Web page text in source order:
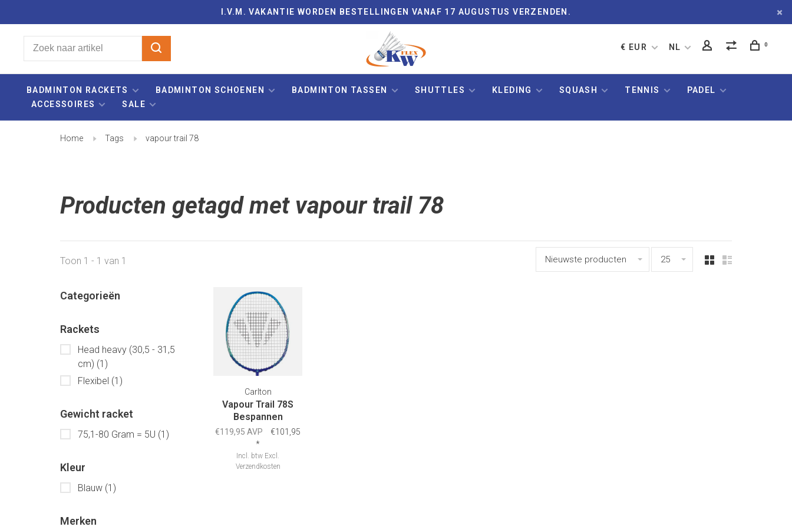
I.V.M. VAKANTIE WORDEN BESTELLINGEN VANAF 17 AUGUSTUS VERZENDEN.
€ EUR NL 0
BADMINTON RACKETS BADMINTON SCHOENEN BADMINTON TASSEN SHUTTLES KLEDING SQUASH TENNIS
PADEL
ACCESSOIRES
SALE
Home Tags vapour trail 78
Producten getagd met vapour trail 78
Toon 1 - 1 van 1 Nieuwste producten 25
Categorieën
Rackets
Head heavy (30,5 - 31,5
cm) (1)
Flexibel (1)
Gewicht racket
75,1-80 Gram = 5U (1)
Kleur
Blauw (1)
Merken
Carlton
Vapour Trail 78S
Bespannen
€119,95 AVP
€101,95
*
Incl. btw Excl.
Verzendkosten